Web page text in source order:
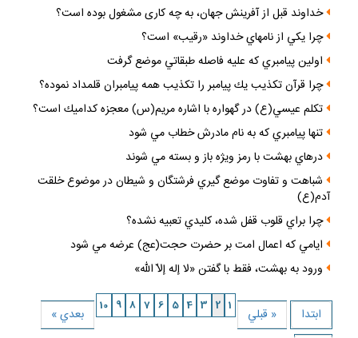
خداوند قبل از آفرينش جهان، به چه كارى مشغول بوده است؟
چرا يكي از نامهاي خداوند «رقيب» است؟
اولين پيامبري كه عليه فاصله طبقاتي موضع گرفت
چرا قرآن تكذيب يك پيامبر را تكذيب همه پيامبران قلمداد نموده؟
تكلم عيسي(ع) در گهواره با اشاره مريم(س) معجزه كداميك است؟
تنها پيامبري كه به نام مادرش خطاب مي شود
درهاي بهشت با رمز ويژه باز و بسته مي شوند
شباهت و تفاوت موضع گيري فرشتگان و شيطان در موضوع خلقت
آدم(ع)
چرا براي قلوب قفل شده، كليدي تعبيه نشده؟
ايامي كه اعمال امت بر حضرت حجت(عج) عرضه مي شود
ورود به بهشت، فقط با گفتن «لا إله إلاّ اللّه»
ابتدا « قبلي 1
2
3
4
5
6
7
8
9
10
بعدي »